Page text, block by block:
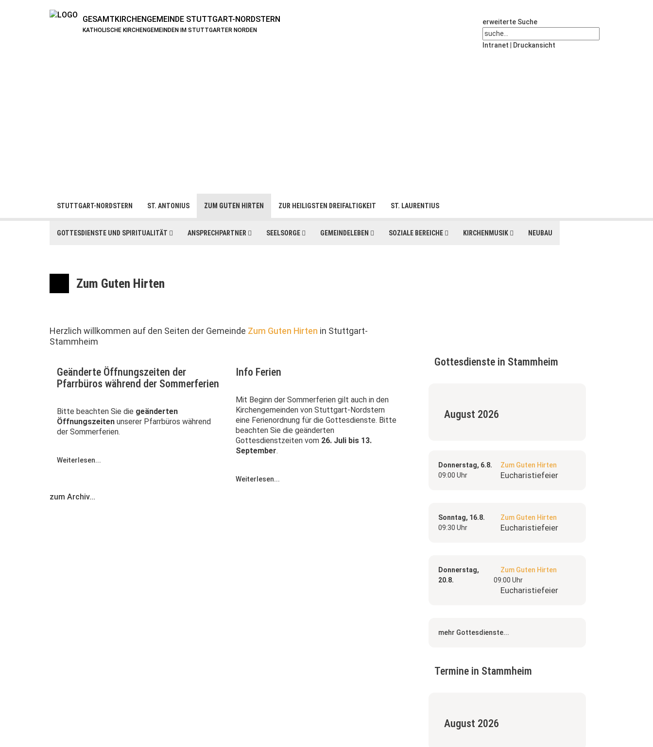
GESAMTKIRCHENGEMEINDE STUTTGART-NORDSTERN
KATHOLISCHE KIRCHENGEMEINDEN IM STUTTGARTER NORDEN
erweiterte Suche
Intranet Druckansicht
STUTTGART-NORDSTERN ST. ANTONIUS ZUM GUTEN HIRTEN ZUR HEILIGSTEN DREIFALTIGKEIT ST. LAURENTIUS
GOTTESDIENSTE UND SPIRITUALITÄT ANSPRECHPARTNER SEELSORGE GEMEINDELEBEN SOZIALE BEREICHE KIRCHENMUSIK NEUBAU
Zum Guten Hirten
Herzlich willkommen auf den Seiten der Gemeinde Zum Guten Hirten in Stuttgart-
Stammheim
Geänderte Öffnungszeiten der
Pfarrbüros während der Sommerferien
Bitte beachten Sie die geänderten
Öffnungszeiten unserer Pfarrbüros während
der Sommerferien.
Weiterlesen...
Info Ferien
Mit Beginn der Sommerferien gilt auch in den
Kirchengemeinden von Stuttgart-Nordstern
eine Ferienordnung für die Gottesdienste. Bitte
beachten Sie die geänderten
Gottesdienstzeiten vom 26. Juli bis 13.
September.
Weiterlesen...
zum Archiv...
Gottesdienste in Stammheim
August 2026
Donnerstag, 6.8.
Zum Guten Hirten
09:00 Uhr
Eucharistiefeier
Sonntag, 16.8.
Zum Guten Hirten
09:30 Uhr
Eucharistiefeier
Donnerstag,
20.8.
Zum Guten Hirten
09:00 Uhr
Eucharistiefeier
mehr Gottesdienste...
Termine in Stammheim
August 2026